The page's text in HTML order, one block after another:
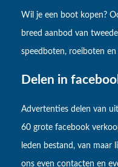
Wil je een boot kopen?
breed aanbod van
speedboten, roeiboten en
Delen in
Advertenties delen van
60 grote facebook
leden bestand, van
ons even contacten en